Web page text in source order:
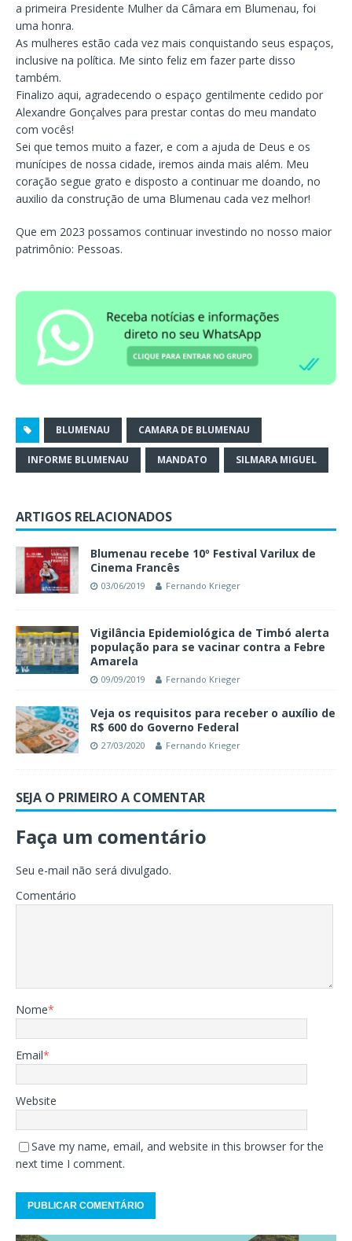
a primeira Presidente Mulher da Câmara em Blumenau, foi
uma honra.
As mulheres estão cada vez mais conquistando seus espaços,
inclusive na política. Me sinto feliz em fazer parte disso
também.
Finalizo aqui, agradecendo o espaço gentilmente cedido por
Alexandre Gonçalves para prestar contas do meu mandato
com vocês!
Sei que temos muito a fazer, e com a ajuda de Deus e os
munícipes de nossa cidade, iremos ainda mais além. Meu
coração segue grato e disposto a continuar me doando, no
auxilio da construção de uma Blumenau cada vez melhor!
Que em 2023 possamos continuar investindo no nosso maior
patrimônio: Pessoas.
BLUMENAU CAMARA DE BLUMENAU
INFORME BLUMENAU MANDATO SILMARA MIGUEL
ARTIGOS RELACIONADOS
Blumenau recebe 10º Festival Varilux de
Cinema Francês
03/06/2019 Fernando Krieger
Vigilância Epidemiológica de Timbó alerta
população para se vacinar contra a Febre
Amarela
09/09/2019 Fernando Krieger
Veja os requisitos para receber o auxílio de
R$ 600 do Governo Federal
27/03/2020 Fernando Krieger
SEJA O PRIMEIRO A COMENTAR
Faça um comentário
Seu e-mail não será divulgado.
Comentário
Nome*
Email*
Website
Save my name, email, and website in this browser for the
next time I comment.